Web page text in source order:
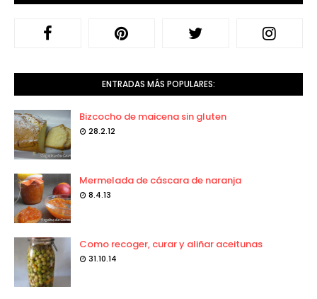
ENTRADAS MÁS POPULARES:
Bizcocho de maicena sin gluten
28.2.12
Mermelada de cáscara de naranja
8.4.13
Como recoger, curar y aliñar aceitunas
31.10.14